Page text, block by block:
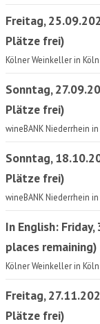
Freitag,
Plätze frei)
Kölner Weinkeller in Köln
Sonntag,
Plätze frei)
wineBANK Niederrhein
Sonntag,
Plätze frei)
wineBANK Niederrhein
In English:
places remaining)
Kölner Weinkeller in Köln
Freitag,
Plätze frei)